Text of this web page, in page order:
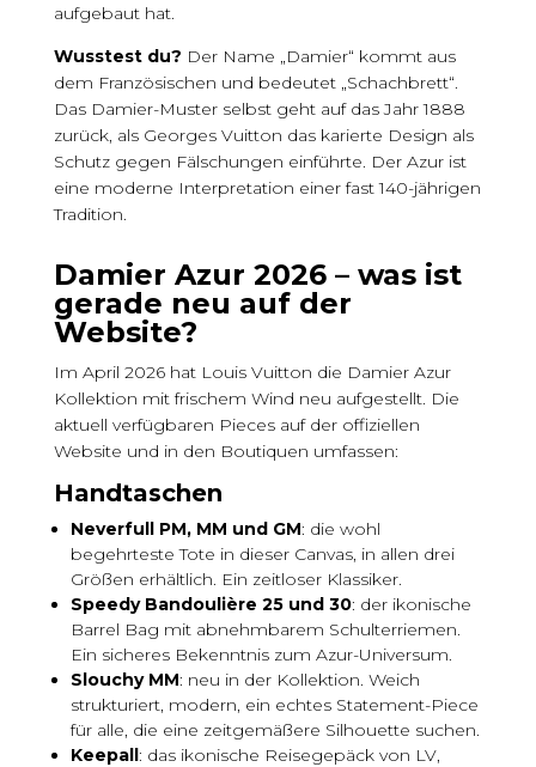
aufgebaut hat.
Wusstest du? Der Name „Damier“ kommt aus
dem Französischen und bedeutet „Schachbrett“.
Das Damier-Muster selbst geht auf das Jahr 1888
zurück, als Georges Vuitton das karierte Design als
Schutz gegen Fälschungen einführte. Der Azur ist
eine moderne Interpretation einer fast 140-jährigen
Tradition.
Damier Azur 2026 – was ist
gerade neu auf der
Website?
Im April 2026 hat Louis Vuitton die Damier Azur
Kollektion mit frischem Wind neu aufgestellt. Die
aktuell verfügbaren Pieces auf der offiziellen
Website und in den Boutiquen umfassen:
Handtaschen
Neverfull PM, MM und GM: die wohl
begehrteste Tote in dieser Canvas, in allen drei
Größen erhältlich. Ein zeitloser Klassiker.
Speedy Bandoulière 25 und 30: der ikonische
Barrel Bag mit abnehmbarem Schulterriemen.
Ein sicheres Bekenntnis zum Azur-Universum.
Slouchy MM: neu in der Kollektion. Weich
strukturiert, modern, ein echtes Statement-Piece
für alle, die eine zeitgemäßere Silhouette suchen.
Keepall: das ikonische Reisegepäck von LV,